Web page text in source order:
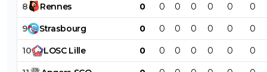
8 Rennes 0 0 0 0 0 0 0
9 Strasbourg 0 0 0 0 0 0 0
10 LOSC Lille 0 0 0 0 0 0 0